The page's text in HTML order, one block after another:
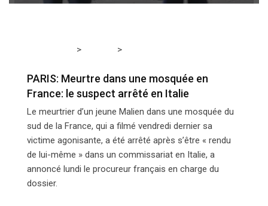
> >
PARIS: Meurtre dans une mosquée en
France: le suspect arrêté en Italie
Le meurtrier d’un jeune Malien dans une mosquée du
sud de la France, qui a filmé vendredi dernier sa
victime agonisante, a été arrêté après s’être « rendu
de lui-même » dans un commissariat en Italie, a
annoncé lundi le procureur français en charge du
dossier.